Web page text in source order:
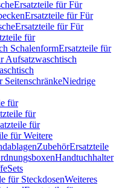
Ersatzteile für Für
Ersatzteile für Für
Ersatzteile für Für
für
SchalenformErsatzteile für
Aufsatzwaschtisch
SeitenschränkeNiedrige
für
für
für
für Weitere
ZubehörErsatzteile
Handtuchhalter
Sets
für SteckdosenWeiteres